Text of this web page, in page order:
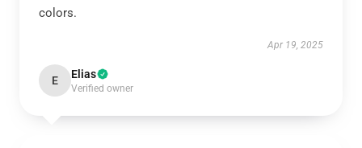
colors.
Apr 19, 2025
E Elias
Verified owner